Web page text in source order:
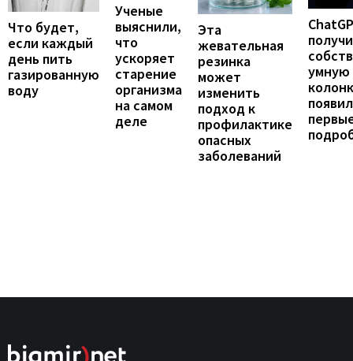
Что будет,
если каждый
день пить
газированную
воду
Ученые
выяснили,
что
ускоряет
старение
организма
на самом
деле
Эта
жевательная
резинка
может
изменить
подход к
профилактике
опасных
заболеваний
умную